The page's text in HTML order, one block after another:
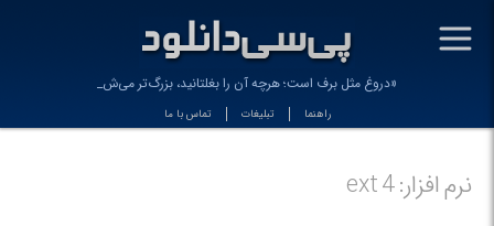
-
«دروغ مثل برف است؛ هرچه آن را بغلتانید، بزرگ‌تر می‌شو_
راهنما تبلیغات تماس با ما
نرم افزار: ext 4